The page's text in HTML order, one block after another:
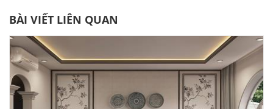
BÀI VIẾT LIÊN QUAN